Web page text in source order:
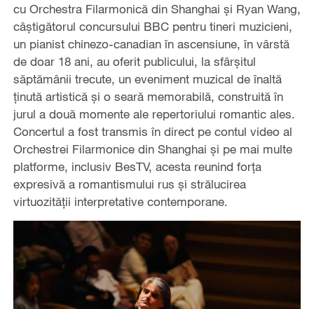
cu Orchestra Filarmonică din Shanghai și Ryan Wang,
câștigătorul concursului BBC pentru tineri muzicieni,
un pianist chinezo-canadian în ascensiune, în vârstă
de doar 18 ani, au oferit publicului, la sfârșitul
săptămânii trecute, un eveniment muzical de înaltă
ținută artistică și o seară memorabilă, construită în
jurul a două momente ale repertoriului romantic ales.
Concertul a fost transmis în direct pe contul video al
Orchestrei Filarmonice din Shanghai și pe mai multe
platforme, inclusiv BesTV, acesta reunind forța
expresivă a romantismului rus și strălucirea
virtuozității interpretative contemporane.